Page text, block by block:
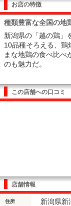
お店の特徴
種類豊富な全国の地
新潟県の「越の鶏」
10品種そろえる、鶏
まな地鶏の食べ比べ
のも魅力だ。
この店舗への口コミ
店舗情報
住所 新潟県